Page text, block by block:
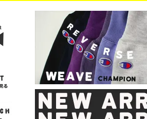
ーズ/スニーカー
・プリントTシャツ
・バンド/ツアー
・キャラクター
・Nike/adidas/スポーツ
・チャンピオン
・サーフ/スケート
・ボーダー/総柄/無地
・フットボール/リンガー
・タンクトップ/NBA・ポロシャツ
・半袖シャツ
・アロハ/サーフ/ボーリング
・ラルフ/ブランド
・無地/チェック/ストラ
・ワーク/ミリタリー/ウ
・ネル/ウール ・ショ
・アウ
・ジー
・
・ミリ
・コー
・コッ
・オー
・ジャ
ン